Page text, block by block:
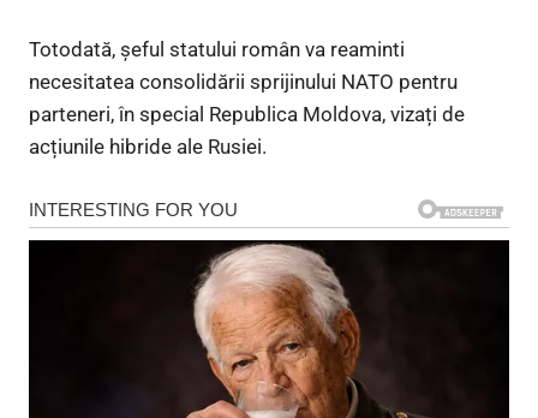
Totodată, șeful statului român va reaminti
necesitatea consolidării sprijinului NATO pentru
parteneri, în special Republica Moldova, vizați de
acțiunile hibride ale Rusiei.